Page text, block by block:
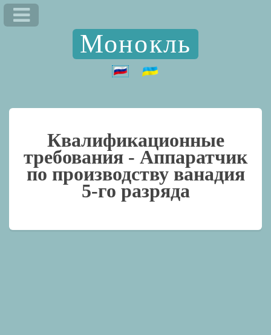
Монокль
Квалификационные
требования - Аппаратчик
по производству ванадия
5-го разряда